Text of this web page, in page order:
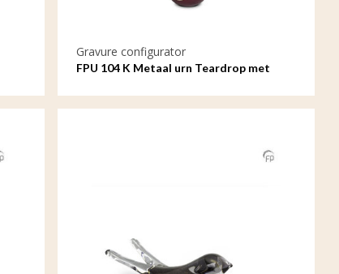
Gravure configurator
FPU 104 K Metaal urn Teardrop met